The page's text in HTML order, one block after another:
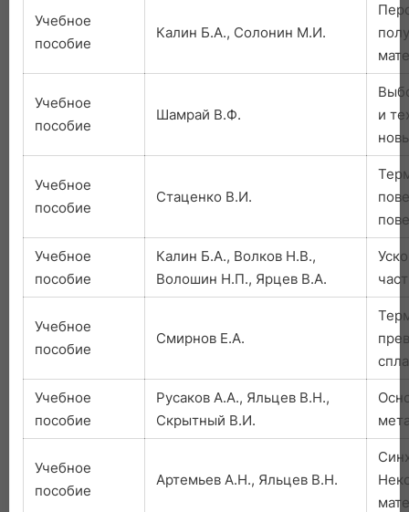
Учебное
пособие
Калин Б.А., Солонин М.И.
Учебное
пособие
Шамрай В.Ф.
и
Учебное
пособие
Стаценко В.И.
Учебное
пособие
Калин Б.А., Волков Н.В.,
Волошин Н.П., Ярцев В.А.
Учебное
пособие
Смирнов Е.А.
Учебное
пособие
Русаков А.А., Яльцев В.Н.,
Скрытный В.И.
Учебное
пособие
Артемьев А.Н., Яльцев В.Н.